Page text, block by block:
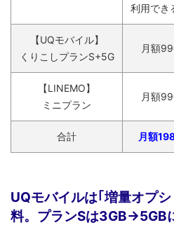
利用でき
【UQモバイル】
くりこしプランS+5G
月額
【LINEMO】
ミニプラン
月額
合計 月額
UQモバイルは｢増量オプ
料。プランSは3GB→5GB